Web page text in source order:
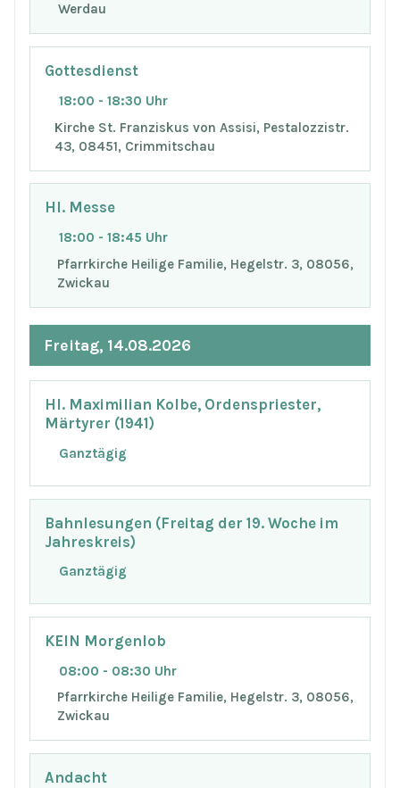
Werdau
Gottesdienst
18:00 - 18:30 Uhr
Kirche St. Franziskus von Assisi, Pestalozzistr.
43, 08451, Crimmitschau
Hl. Messe
18:00 - 18:45 Uhr
Pfarrkirche Heilige Familie, Hegelstr. 3, 08056,
Zwickau
Freitag, 14.08.2026
Hl. Maximilian Kolbe, Ordenspriester,
Märtyrer (1941)
Ganztägig
Bahnlesungen (Freitag der 19. Woche im
Jahreskreis)
Ganztägig
KEIN Morgenlob
08:00 - 08:30 Uhr
Pfarrkirche Heilige Familie, Hegelstr. 3, 08056,
Zwickau
Andacht